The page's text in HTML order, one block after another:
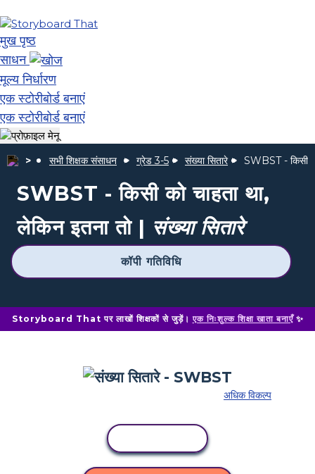
मुख पृष्ठ
साधन
मूल्य निर्धारण
एक स्टोरीबोर्ड बनाएं
एक स्टोरीबोर्ड बनाएं
सभी शिक्षक संसाधन ग्रेड 3-5 संख्या सितारे SWBST - किसी
SWBST - किसी को चाहता था,
लेकिन इतना तो | संख्या सितारे
कॉपी गतिविधि
Storyboard That पर लाखों शिक्षकों से जुड़ें। एक निःशुल्क शिक्षा खाता बनाएँ✨
अधिक विकल्प